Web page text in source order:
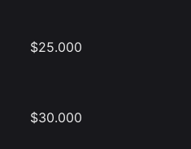
$25.000
$30.000